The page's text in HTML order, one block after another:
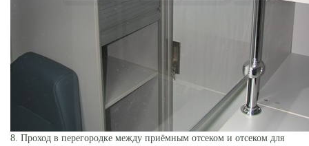
8. Проход в перегородке между приёмным отсеком и отсеком для